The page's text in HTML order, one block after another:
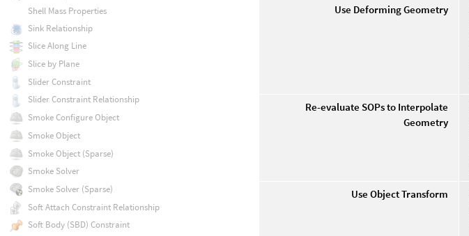
Use Deforming Geometry
Re-evaluate SOPs to Interpolate
Geometry
Use Object Transform
Shell Mass Properties
Sink Relationship
Slice Along Line
Slice by Plane
Slider Constraint
Slider Constraint Relationship
Smoke Configure Object
Smoke Object
Smoke Object (Sparse)
Smoke Solver
Smoke Solver (Sparse)
Soft Attach Constraint Relationship
Soft Body (SBD) Constraint